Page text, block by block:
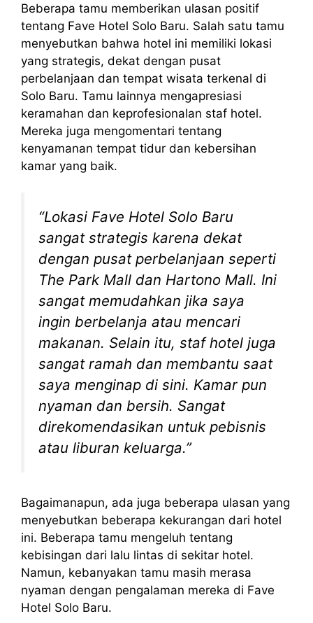
Beberapa tamu memberikan ulasan positif
tentang Fave Hotel Solo Baru. Salah satu tamu
menyebutkan bahwa hotel ini memiliki lokasi
yang strategis, dekat dengan pusat
perbelanjaan dan tempat wisata terkenal di
Solo Baru. Tamu lainnya mengapresiasi
keramahan dan keprofesionalan staf hotel.
Mereka juga mengomentari tentang
kenyamanan tempat tidur dan kebersihan
kamar yang baik.
“Lokasi Fave Hotel Solo Baru
sangat strategis karena dekat
dengan pusat perbelanjaan seperti
The Park Mall dan Hartono Mall. Ini
sangat memudahkan jika saya
ingin berbelanja atau mencari
makanan. Selain itu, staf hotel juga
sangat ramah dan membantu saat
saya menginap di sini. Kamar pun
nyaman dan bersih. Sangat
direkomendasikan untuk pebisnis
atau liburan keluarga.”
Bagaimanapun, ada juga beberapa ulasan yang
menyebutkan beberapa kekurangan dari hotel
ini. Beberapa tamu mengeluh tentang
kebisingan dari lalu lintas di sekitar hotel.
Namun, kebanyakan tamu masih merasa
nyaman dengan pengalaman mereka di Fave
Hotel Solo Baru.